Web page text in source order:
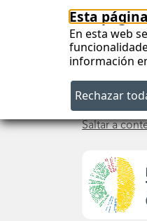
Esta
En esta web
información
Saltar a